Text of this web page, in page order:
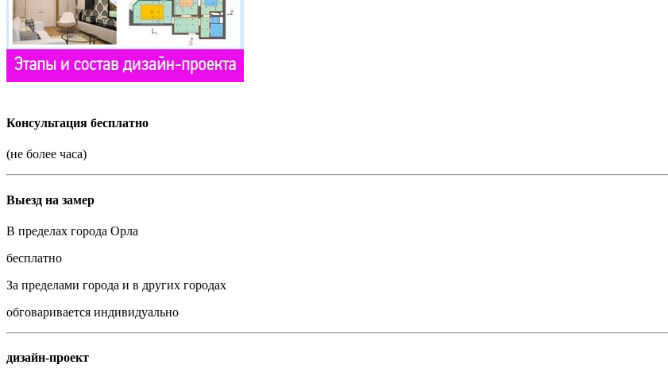
Консультация бесплатно
(не более часа)
Выезд на замер
В пределах города Орла
бесплатно
За пределами города и в других городах
обговаривается индивидуально
дизайн-проект